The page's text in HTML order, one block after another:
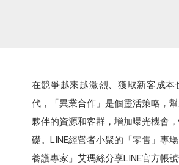
在競爭越來越激烈、獲取新客成本
代，「異業合作」是個靈活策略，
夥伴的資源和客群，增加曝光機會
礎。LINE經營者小聚的「零售」專
養護專家」艾瑪絲分享LINE官方帳